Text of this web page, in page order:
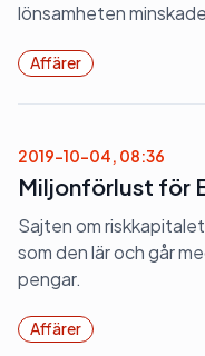
lönsamheten
Affärer
2019-10-04, 08:36
Miljonförlust för
Sajten om
som den lär och går
pengar.
Affärer